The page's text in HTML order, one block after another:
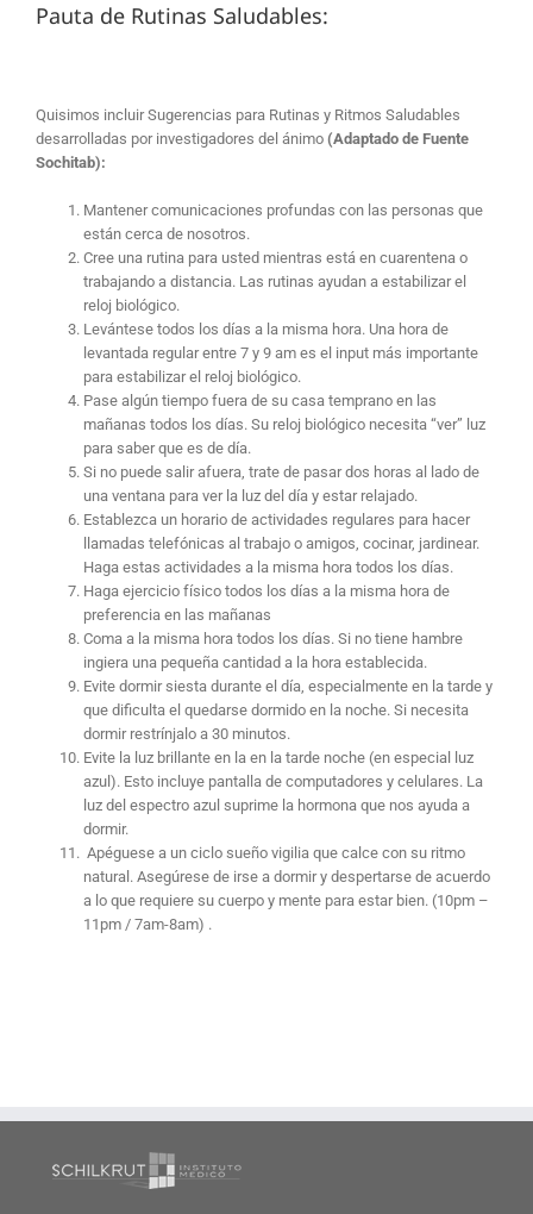
Pauta de Rutinas Saludables:
Quisimos incluir Sugerencias para Rutinas y Ritmos Saludables
desarrolladas por investigadores del ánimo (Adaptado de Fuente
Sochitab):
Mantener comunicaciones profundas con las personas que
están cerca de nosotros.
Cree una rutina para usted mientras está en cuarentena o
trabajando a distancia. Las rutinas ayudan a estabilizar el
reloj biológico.
Levántese todos los días a la misma hora. Una hora de
levantada regular entre 7 y 9 am es el input más importante
para estabilizar el reloj biológico.
Pase algún tiempo fuera de su casa temprano en las
mañanas todos los días. Su reloj biológico necesita “ver” luz
para saber que es de día.
Si no puede salir afuera, trate de pasar dos horas al lado de
una ventana para ver la luz del día y estar relajado.
Establezca un horario de actividades regulares para hacer
llamadas telefónicas al trabajo o amigos, cocinar, jardinear.
Haga estas actividades a la misma hora todos los días.
Haga ejercicio físico todos los días a la misma hora de
preferencia en las mañanas
Coma a la misma hora todos los días. Si no tiene hambre
ingiera una pequeña cantidad a la hora establecida.
Evite dormir siesta durante el día, especialmente en la tarde y
que dificulta el quedarse dormido en la noche. Si necesita
dormir restrínjalo a 30 minutos.
Evite la luz brillante en la en la tarde noche (en especial luz
azul). Esto incluye pantalla de computadores y celulares. La
luz del espectro azul suprime la hormona que nos ayuda a
dormir.
Apéguese a un ciclo sueño vigilia que calce con su ritmo
natural. Asegúrese de irse a dormir y despertarse de acuerdo
a lo que requiere su cuerpo y mente para estar bien. (10pm –
11pm / 7am-8am) .